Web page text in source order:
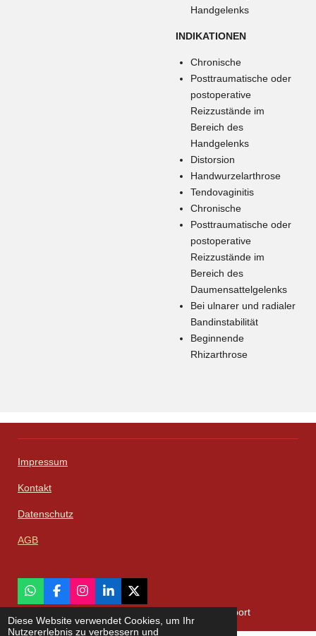
Diese Website verwendet Cookies, um Ihr
Nutzererlebnis zu verbessern und
Handgelenks
INDIKATIONEN
Chronische
Posttraumatische oder
postoperative
Reizzustände im
Bereich des
Handgelenks
Distorsion
Handwurzelarthrose
Tendovaginitis
Chronische
Posttraumatische oder
postoperative
Reizzustände im
Bereich des
Daumensattelgelenks
Bei ulnarer und radialer
Bandinstabilität
Beginnende
Rhizarthrose
Impressum
Kontakt
Datenschutz
AGB
W
h
a
t
F
a
c
e
I
n
s
t
L
i
n
k
X
© 2023 - 2026 Zenner Solutions - Import und Export